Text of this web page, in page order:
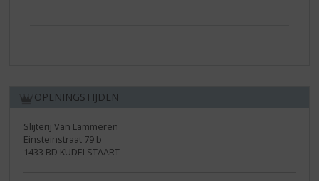
OPENINGSTIJDEN
Slijterij Van Lammeren
Einsteinstraat 79 b
1433 BD KUDELSTAART